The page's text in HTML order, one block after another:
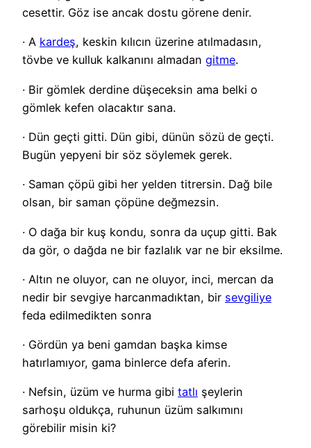
cesettir. Göz ise ancak dostu görene denir.
· A kardeş, keskin kılıcın üzerine atılmadasın,
tövbe ve kulluk kalkanını almadan gitme.
· Bir gömlek derdine düşeceksin ama belki o
gömlek kefen olacaktır sana.
· Dün geçti gitti. Dün gibi, dünün sözü de geçti.
Bugün yepyeni bir söz söylemek gerek.
· Saman çöpü gibi her yelden titrersin. Dağ bile
olsan, bir saman çöpüne değmezsin.
· O dağa bir kuş kondu, sonra da uçup gitti. Bak
da gör, o dağda ne bir fazlalık var ne bir eksilme.
· Altın ne oluyor, can ne oluyor, inci, mercan da
nedir bir sevgiye harcanmadıktan, bir sevgiliye
feda edilmedikten sonra
· Gördün ya beni gamdan başka kimse
hatırlamıyor, gama binlerce defa aferin.
· Nefsin, üzüm ve hurma gibi tatlı şeylerin
sarhoşu oldukça, ruhunun üzüm salkımını
görebilir misin ki?